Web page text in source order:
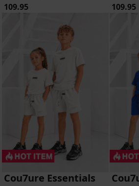
109.95
109.95
Cou7ure Essentials